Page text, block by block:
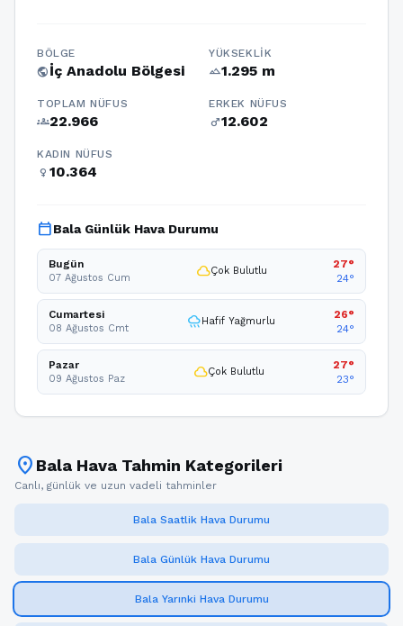
BÖLGE
publicİç Anadolu Bölgesi
YÜKSEKLIK
terrain1.295 m
TOPLAM NÜFUS
groups22.966
ERKEK NÜFUS
male12.602
KADIN NÜFUS
female 10.364
calendar_todayBala Günlük Hava Durumu
Bugün
07 Ağustos Cum cloudÇok Bulutlu
27°
24°
Cumartesi
08 Ağustos Cmt rainyHafif Yağmurlu
26°
24°
Pazar
09 Ağustos Paz cloudÇok Bulutlu
27°
23°
location_on Bala Hava Tahmin Kategorileri
Canlı, günlük ve uzun vadeli tahminler
Bala Saatlik Hava Durumu
Bala Günlük Hava Durumu
Bala Yarınki Hava Durumu